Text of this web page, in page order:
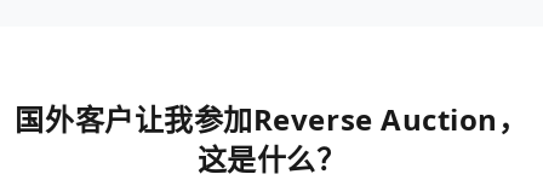
国外客户让我参加Reverse Auction，
这是什么？